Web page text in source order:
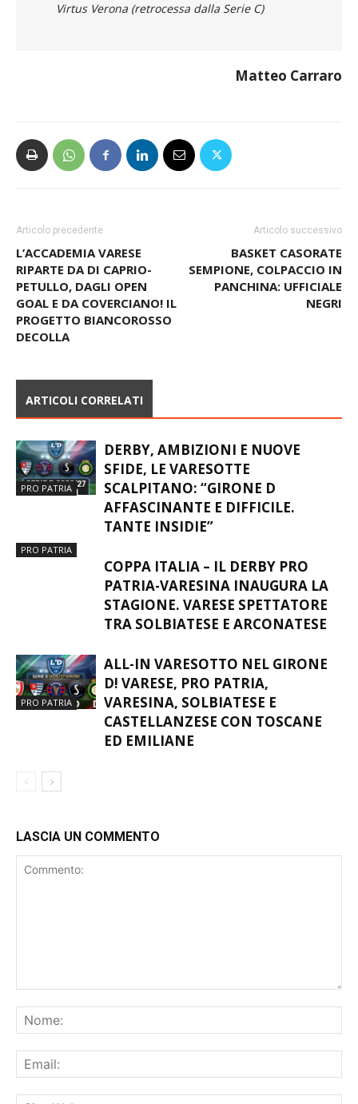
L’ACCADEMIA VARESE
RIPARTE DA DI CAPRIO-
PETULLO, DAGLI OPEN
GOAL E DA COVERCIANO! IL
PROGETTO BIANCOROSSO
DECOLLA
BASKET CASORATE
PANCHINA: UFFICIALE
NEGRI
PRO PATRIA
DERBY, AMBIZIONI E NUOVE
SCALPITANO: “GIRONE D
AFFASCINANTE E DIFFICILE.
TANTE INSIDIE”
COPPA ITALIA – IL DERBY PRO
STAGIONE. VARESE SPETTATORE
TRA SOLBIATESE E ARCONATESE
PRO PATRIA
ALL-IN VARESOTTO NEL GIRONE
VARESINA, SOLBIATESE E
CASTELLANZESE CON TOSCANE
ED EMILIANE